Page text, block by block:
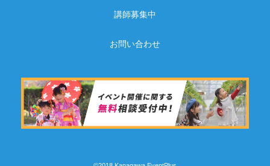
講師募集中
お問い合わせ